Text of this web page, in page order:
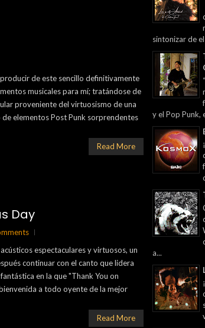
de este sencillo definitivamente
musicales para mí; tratándose de
proveniente del virtuosismo de una
elementos Post Punk sorprendentes
Read More
Day
espectaculares y virtuosos, un
continuar con el canto que lidera
en la que "Thank You on
a todo oyente de la mejor
Read More
sintonizar de
y el Pop Punk,
a...